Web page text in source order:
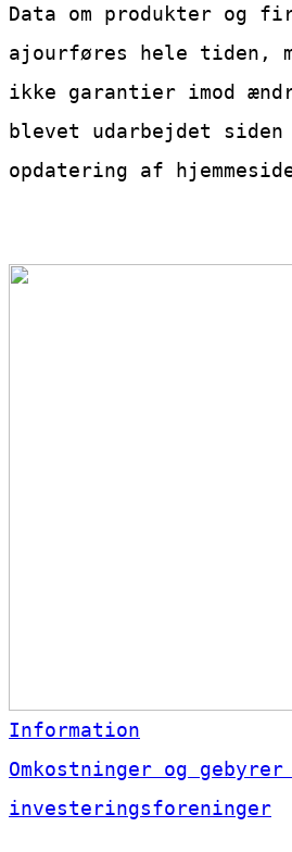
Data om produkter og
ajourføres hele tiden,
ikke garantier imod
blevet udarbejdet siden
opdatering af
Information
Omkostninger og
investeringsforeninger